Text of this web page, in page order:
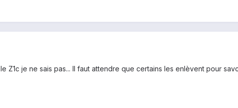
Z1c je ne sais pas... Il faut attendre que certains les enlèvent pour